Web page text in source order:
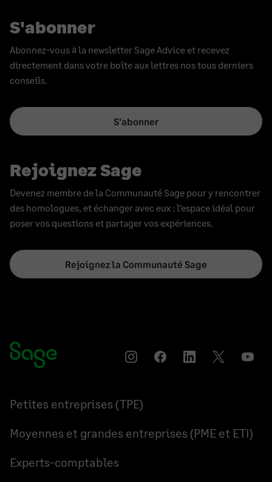
S'abonner
Abonnez-vous à la newsletter Sage Advice et recevez
directement dans votre boîte aux lettres nos tous derniers
conseils.
S'abonner
Rejoignez Sage
Devenez membre de la Communauté Sage pour y rencontrer
des homologues, et échanger avec eux : l’espace idéal pour
poser vos questions et partager vos expériences.
Rejoignez la Communauté Sage
InstagramPartagerPartagerPartager
Petites entreprises (TPE)
Moyennes et grandes entreprises (PME et ETI)
Experts-comptables